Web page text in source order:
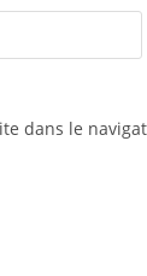
dans le